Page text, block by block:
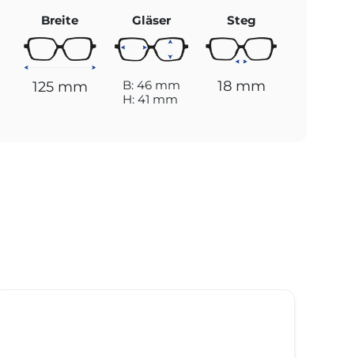
Breite
125 mm
Gläser
B: 46 mm
H: 41 mm
Steg
18 mm